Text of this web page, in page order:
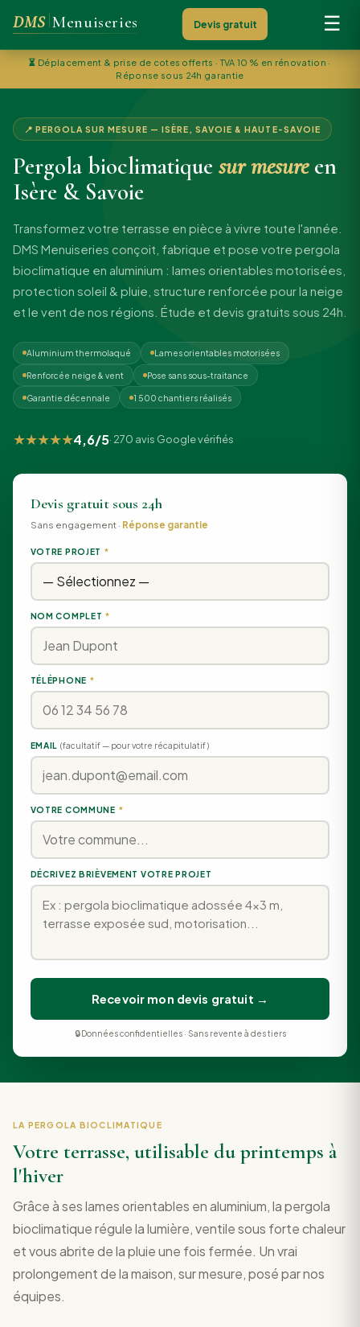
DMS Menuiseries Devis gratuit ☰
⏳ Déplacement & prise de cotes offerts · TVA 10 % en rénovation ·
Réponse sous 24h garantie
📍 PERGOLA SUR MESURE — ISÈRE, SAVOIE & HAUTE-SAVOIE
Pergola bioclimatique sur mesureen
Isère & Savoie
Transformez votre terrasse en pièce à vivre toute l'année.
DMS Menuiseries conçoit, fabrique et pose votre pergola
bioclimatique en aluminium : lames orientables motorisées,
protection soleil & pluie, structure renforcée pour la neige
et le vent de nos régions. Étude et devis gratuits sous 24h.
Aluminium thermolaqué Lames orientables motorisées
Renforcée neige & vent Pose sans sous-traitance
Garantie décennale 1 500 chantiers réalisés
★★★★★4,6/5· 270 avis Google vérifiés
Devis gratuit sous 24h
Sans engagement · Réponse garantie
VOTRE PROJET *
NOM COMPLET *
TÉLÉPHONE *
EMAIL (facultatif — pour votre récapitulatif)
VOTRE COMMUNE *
DÉCRIVEZ BRIÈVEMENT VOTRE PROJET
Recevoir mon devis gratuit →
🔒 Données confidentielles · Sans revente à des tiers
LA PERGOLA BIOCLIMATIQUE
Votre terrasse, utilisable du printemps à
l'hiver
Grâce à ses lames orientables en aluminium, la pergola
bioclimatique régule la lumière, ventile sous forte chaleur
et vous abrite de la pluie une fois fermée. Un vrai
prolongement de la maison, sur mesure, posé par nos
équipes.